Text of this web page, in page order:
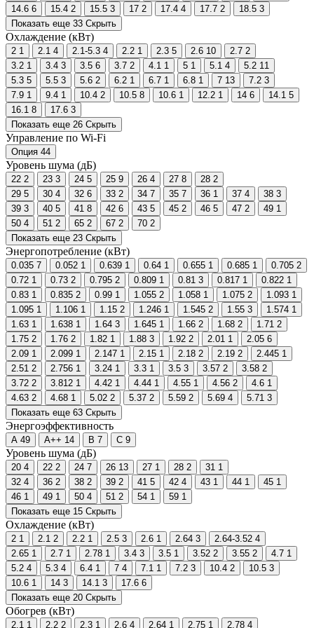
14.6 6 15.4 2 15.5 3 17 2 17.4 4 17.7 2 18.5 3
Показать еще 33 Скрыть
Охлаждение (кВт)
2 1 2.1 4 2.1-5.3 4 2.2 1 2.3 5 2.6 10 2.7 2
3.2 1 3.4 3 3.5 6 3.7 2 4.1 1 5 1 5.1 4 5.2 11
5.3 5 5.5 3 5.6 2 6.2 1 6.7 1 6.8 1 7 13 7.2 3
7.9 1 9.4 1 10.4 2 10.5 8 10.6 1 12.2 1 14 6 14.1 5
16.1 8 17.6 3
Показать еще 26 Скрыть
Управление по Wi-Fi
Опция 44
Уровень шума (дБ)
22 2 23 3 24 5 25 9 26 4 27 8 28 2
29 5 30 4 32 6 33 2 34 7 35 7 36 1 37 4 38 3
39 3 40 5 41 8 42 6 43 5 45 2 46 5 47 2 49 1
50 4 51 2 65 2 67 2 70 2
Показать еще 23 Скрыть
Энергопотребление (кВт)
0.035 7 0.052 1 0.639 1 0.64 1 0.655 1 0.685 1 0.705 2
0.72 1 0.73 2 0.795 2 0.809 1 0.81 3 0.817 1 0.822 1
0.83 1 0.835 2 0.99 1 1.055 2 1.058 1 1.075 2 1.093 1
1.095 1 1.106 1 1.15 2 1.246 1 1.545 2 1.55 3 1.574 1
1.63 1 1.638 1 1.64 3 1.645 1 1.66 2 1.68 2 1.71 2
1.75 2 1.76 2 1.82 1 1.88 3 1.92 2 2.01 1 2.05 6
2.09 1 2.099 1 2.147 1 2.15 1 2.18 2 2.19 2 2.445 1
2.51 2 2.756 1 3.24 1 3.3 1 3.5 3 3.57 2 3.58 2
3.72 2 3.812 1 4.42 1 4.44 1 4.55 1 4.56 2 4.6 1
4.63 2 4.68 1 5.02 2 5.37 2 5.59 2 5.69 4 5.71 3
Показать еще 63 Скрыть
Энергоэффективность
A 49 A++ 14 B 7 C 9
Уровень шума (дБ)
20 4 22 2 24 7 26 13 27 1 28 2 31 1
32 4 36 2 38 2 39 2 41 5 42 4 43 1 44 1 45 1
46 1 49 1 50 4 51 2 54 1 59 1
Показать еще 15 Скрыть
Охлаждение (кВт)
2 1 2.1 2 2.2 1 2.5 3 2.6 1 2.64 3 2.64-3.52 4
2.65 1 2.7 1 2.78 1 3.4 3 3.5 1 3.52 2 3.55 2 4.7 1
5.2 4 5.3 4 6.4 1 7 4 7.1 1 7.2 3 10.4 2 10.5 3
10.6 1 14 3 14.1 3 17.6 6
Показать еще 20 Скрыть
Обогрев (кВт)
2.1 1 2.2 2 2.3 1 2.6 4 2.64 1 2.75 1 2.78 4